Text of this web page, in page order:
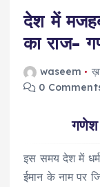
देश में
का राज-
waseem
0
गणेश
इस समय देश में
ईमान के नाम पर